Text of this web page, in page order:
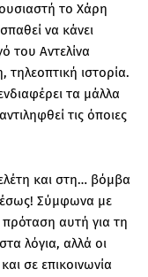
το Χάρη
να κάνει
του Αντελίνα
ιστορία.
τα μάλλα
τις όποιες
και στη… βόμβα
Σύμφωνα με
πρόταση αυτή για τη
λόγια, αλλά οι
σε επικοινωνία